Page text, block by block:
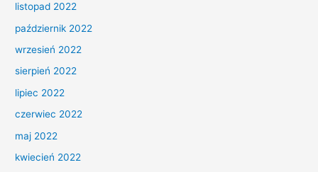
listopad 2022
październik 2022
wrzesień 2022
sierpień 2022
lipiec 2022
czerwiec 2022
maj 2022
kwiecień 2022